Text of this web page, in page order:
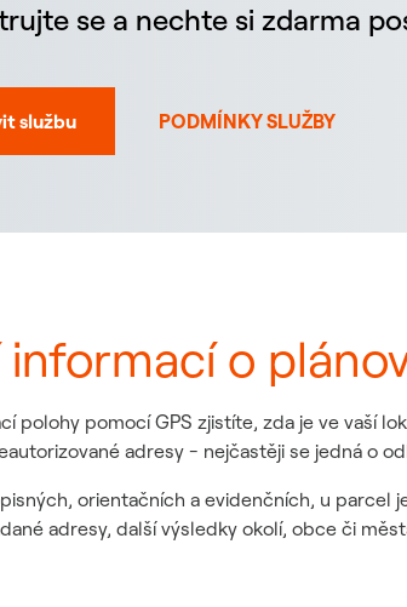
se a nechte si zdarma
službu PODMÍNKY SLUŽBY
informací o
polohy pomocí GPS zjistíte, zda je ve vaší
adresy - nejčastěji se jedná o
orientačních a evidenčních, u
adresy, další výsledky okolí, obce či